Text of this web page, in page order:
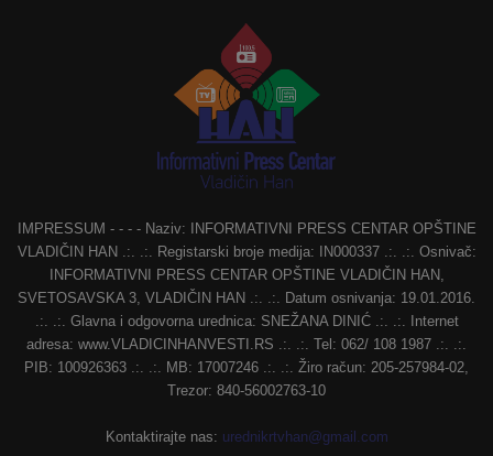
IMPRESSUM - - - - Naziv: INFORMATIVNI PRESS CENTAR OPŠTINE
VLADIČIN HAN .:. .:. Registarski broje medija: IN000337 .:. .:. Osnivač:
INFORMATIVNI PRESS CENTAR OPŠTINE VLADIČIN HAN,
SVETOSAVSKA 3, VLADIČIN HAN .:. .:. Datum osnivanja: 19.01.2016.
.:. .:. Glavna i odgovorna urednica: SNEŽANA DINIĆ .:. .:. Internet
adresa: www.VLADICINHANVESTI.RS .:. .:. Tel: 062/ 108 1987 .:. .:.
PIB: 100926363 .:. .:. MB: 17007246 .:. .:. Žiro račun: 205-257984-02,
Trezor: 840-56002763-10
Kontaktirajte nas: urednikrtvhan@gmail.com